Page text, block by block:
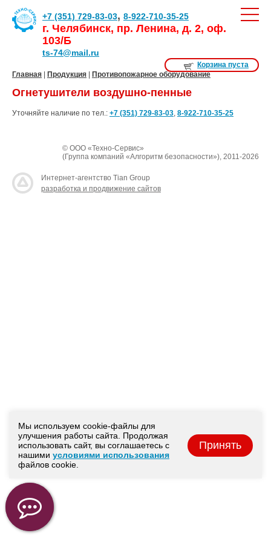
Корзина пуста
+7 (351) 729-83-03, 8-922-710-35-25
г. Челябинск, пр. Ленина, д. 2, оф.
103/Б
ts-74@mail.ru
Главная Продукция Противопожарное оборудование
Огнетушители воздушно-пенные
Уточняйте наличие по тел.: +7 (351) 729-83-03, 8-922-710-35-25
© ООО «Техно-Сервис»
(Группа компаний «Алгоритм безопасности»), 2011-2026
Интернет-агентство Tian Group
разработка и продвижение сайтов
Мы используем cookie-файлы для
улучшения работы сайта. Продолжая
использовать сайт, вы соглашаетесь с
нашими условиями использования
файлов cookie.
Принять